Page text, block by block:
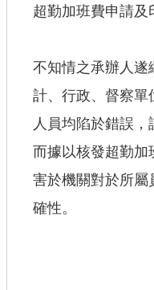
工務局
網站導覽
【隱私權政策】
【政府網站資料開放宣
超勤加班費申請及
不知情之承辦人遂
計、行政、督察單
人員均陷於錯誤，
而據以核發超勤加
害於機關對於所屬
確性。